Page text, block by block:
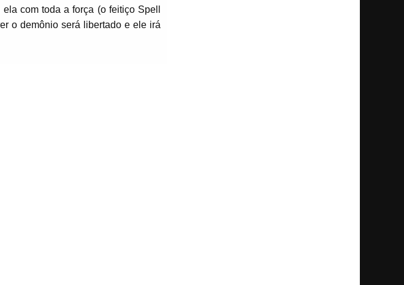
com toda a força (o feitiço Spell
o demônio será libertado e ele irá